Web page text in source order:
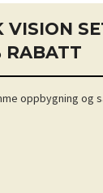
VISION
RABATT
oppbygning og